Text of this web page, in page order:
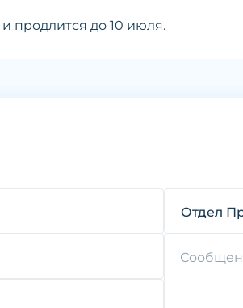
продлится до 10 июля.
Отдел